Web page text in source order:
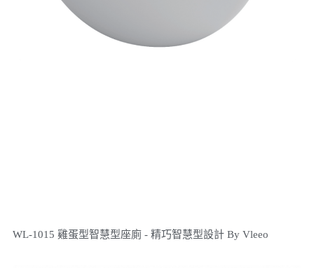
WL-1015 雞蛋型智慧型座廁 - 精巧智慧型設計 By Vleeo